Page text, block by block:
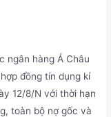
ngân hàng Á Châu
đồng tín dụng kí
12/8/N với thời hạn
toàn bộ nợ gốc và